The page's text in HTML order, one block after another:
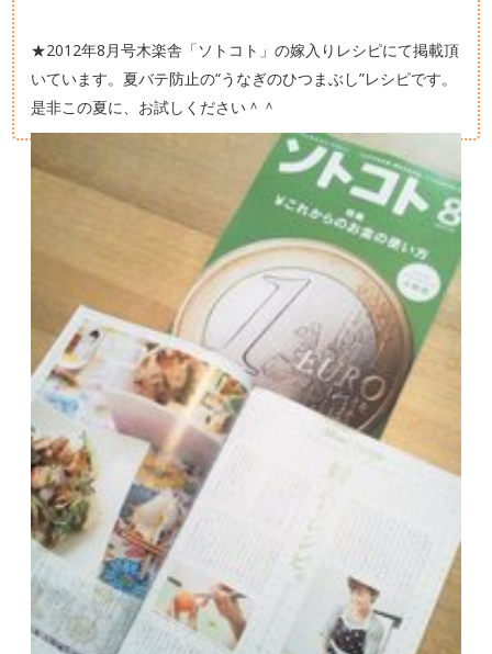
★2012年8月号木楽舎「ソトコト」の嫁入りレシピにて掲載頂
いています。夏バテ防止の“うなぎのひつまぶし”レシピです。
是非この夏に、お試しください＾＾